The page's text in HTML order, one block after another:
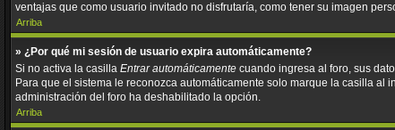
ventajas que como usuario invitado no disfrutaría, como tener su imagen
Arriba
» ¿Por qué mi sesión de usuario expira automáticamente?
Si no activa la casilla Entrar automáticamente cuando ingresa al foro, sus
Para que el sistema le reconozca automáticamente solo marque la casilla
administración del foro ha deshabilitado la opción.
Arriba